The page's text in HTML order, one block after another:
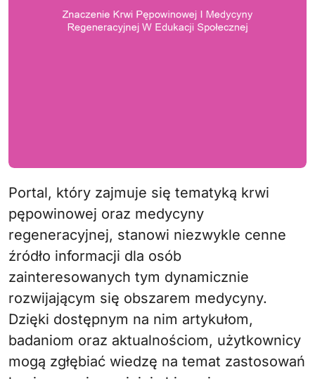
Portal, który zajmuje się tematyką krwi
pępowinowej oraz medycyny
regeneracyjnej, stanowi niezwykle cenne
źródło informacji dla osób
zainteresowanych tym dynamicznie
rozwijającym się obszarem medycyny.
Dzięki dostępnym na nim artykułom,
badaniom oraz aktualnościom, użytkownicy
mogą zgłębiać wiedzę na temat zastosowań